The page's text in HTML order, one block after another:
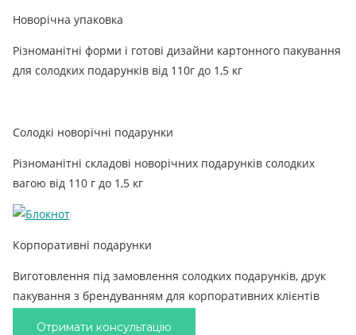
Новорічна упаковка
Різноманітні форми і готові дизайни картонного пакування
для солодких подарунків від 110г до 1,5 кг
Солодкі новорічні подарунки
Різноманітні складові новорічних подарунків солодких
вагою від 110 г до 1,5 кг
Корпоративні подарунки
Виготовлення під замовлення солодких подарунків, друк
пакування з брендуванням для корпоративних клієнтів
Отримати консультацію